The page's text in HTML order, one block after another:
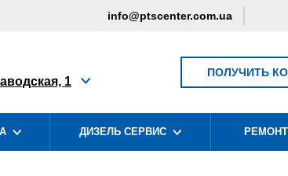
info@ptscenter.com.ua
1
ПОЛУЧИТЬ
ДИЗЕЛЬ СЕРВИС